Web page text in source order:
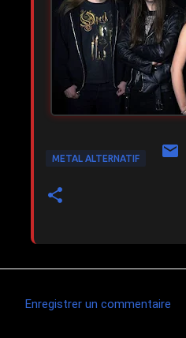
METAL ALTERNATIF
Enregistrer un commentaire